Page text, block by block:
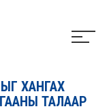
ХАНГАХ
ТАЛААР